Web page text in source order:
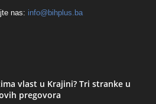
nas: info@bihplus.ba
vlast u Krajini? Tri stranke u
pregovora